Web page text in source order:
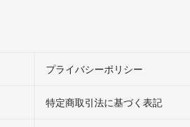
プライバシーポリシー
特定商取引法に基づく表記